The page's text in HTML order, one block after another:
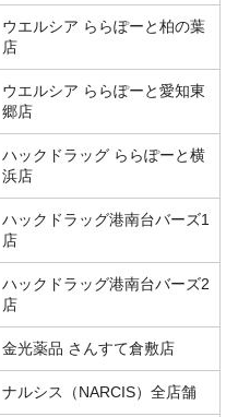
ウエルシア ららぽーと柏の葉
店
ウエルシア ららぽーと愛知東
郷店
ハックドラッグ ららぽーと横
浜店
ハックドラッグ港南台バーズ1
店
ハックドラッグ港南台バーズ2
店
金光薬品 さんすて倉敷店
ナルシス（NARCIS）全店舗